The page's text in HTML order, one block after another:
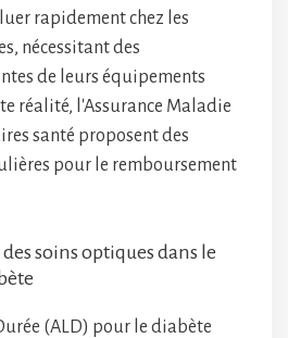
rapidement chez les
nécessitant des
de leurs équipements
réalité, l'Assurance Maladie
santé proposent des
pour le remboursement
soins optiques dans le
(ALD) pour le diabète